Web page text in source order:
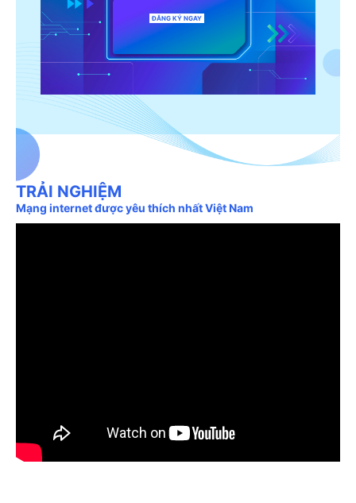
ĐĂNG KÝ NGAY
TRẢI NGHIỆM
Mạng internet được yêu thích nhất Việt Nam